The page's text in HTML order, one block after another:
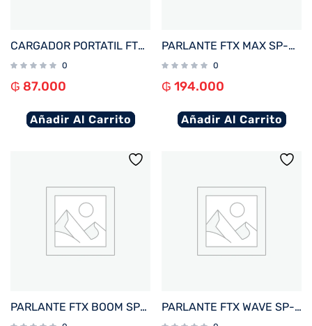
CARGADOR PORTATIL FTX 10000MAH 22.5W PB-10LCD-BK POWER BANK NEGRO
0
₲ 87.000
Añadir Al Carrito
PARLANTE FTX MAX SP-30MBK 30W BT/BAT/AUX/FM/USB/MICRO SD NEGRO
0
₲ 194.000
Añadir Al Carrito
PARLANTE FTX BOOM SP-16MBY 16W BT/BAT/AUX/FM/MICRO SD NEGRO/AMARILLO PARLANTE FTX WAVE SP-8SBK 8W BT/BAT/IPX7/MICRO SD NEGRO